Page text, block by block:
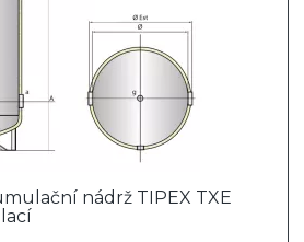
nádrž TIPEX TXE